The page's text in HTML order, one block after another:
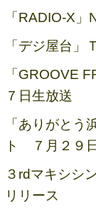
「RADIO-X
「デジ屋台
「GROOVE
７日生放送
「ありがとう
ト ７月２９
３rdマキシシ
リリース